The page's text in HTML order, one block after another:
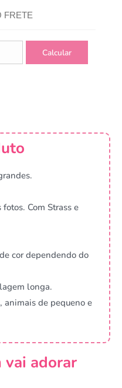
FRETE
Com Strass e
cor dependendo do
longa.
animais de pequeno e
vai adorar